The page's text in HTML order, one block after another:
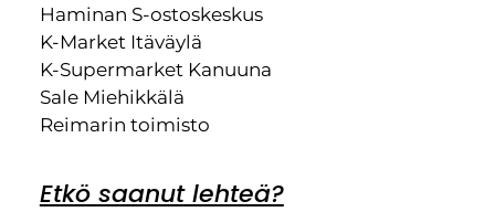
Haminan S-ostoskeskus
K-Market Itäväylä
K-Supermarket Kanuuna
Sale Miehikkälä
Reimarin toimisto
Etkö saanut lehteä?